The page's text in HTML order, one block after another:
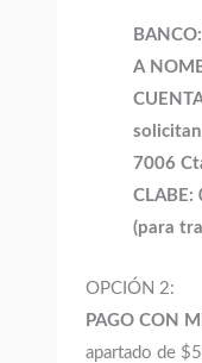
A
solicitan
7006
(para
OPCIÓN 2:
PAGO CON
apartado de